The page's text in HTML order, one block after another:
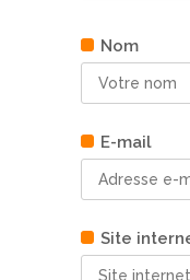
Nom
E-mail
Site